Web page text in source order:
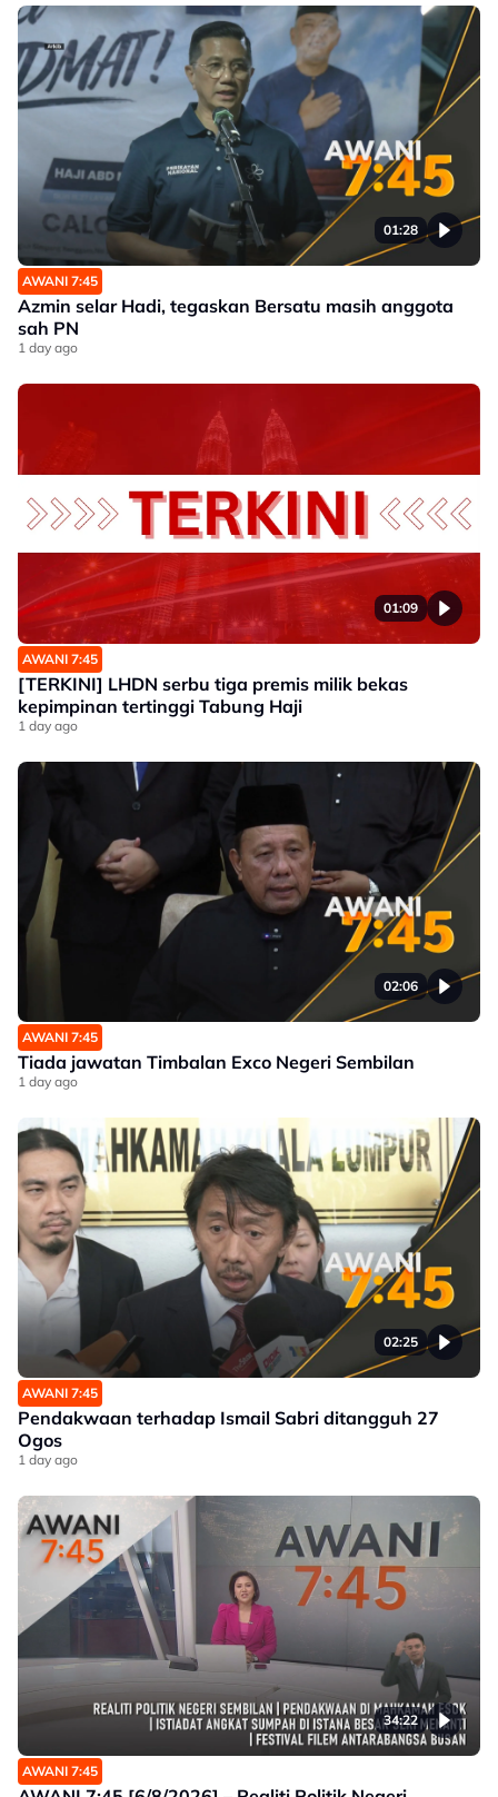
01:28
AWANI 7:45
Azmin selar Hadi, tegaskan Bersatu masih anggota
sah PN
1 day ago
01:09
AWANI 7:45
[TERKINI] LHDN serbu tiga premis milik bekas
kepimpinan tertinggi Tabung Haji
1 day ago
02:06
AWANI 7:45
Tiada jawatan Timbalan Exco Negeri Sembilan
1 day ago
02:25
AWANI 7:45
Pendakwaan terhadap Ismail Sabri ditangguh 27
Ogos
1 day ago
34:22
AWANI 7:45